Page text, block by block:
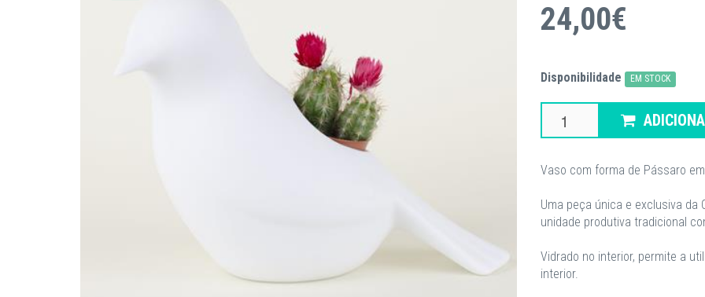
24,00€
Disponibilidade EM STOCK
Vaso com forma de Pássaro
Uma peça única e exclusiva da
unidade produtiva tradicional
Vidrado no interior, permite a
interior.